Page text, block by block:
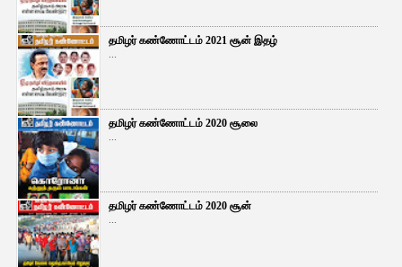
தமிழர் கண்ணோட்டம் 2021 சூன் இதழ்
...
தமிழர் கண்ணோட்டம் 2020 சூலை
...
தமிழர் கண்ணோட்டம் 2020 சூன்
...